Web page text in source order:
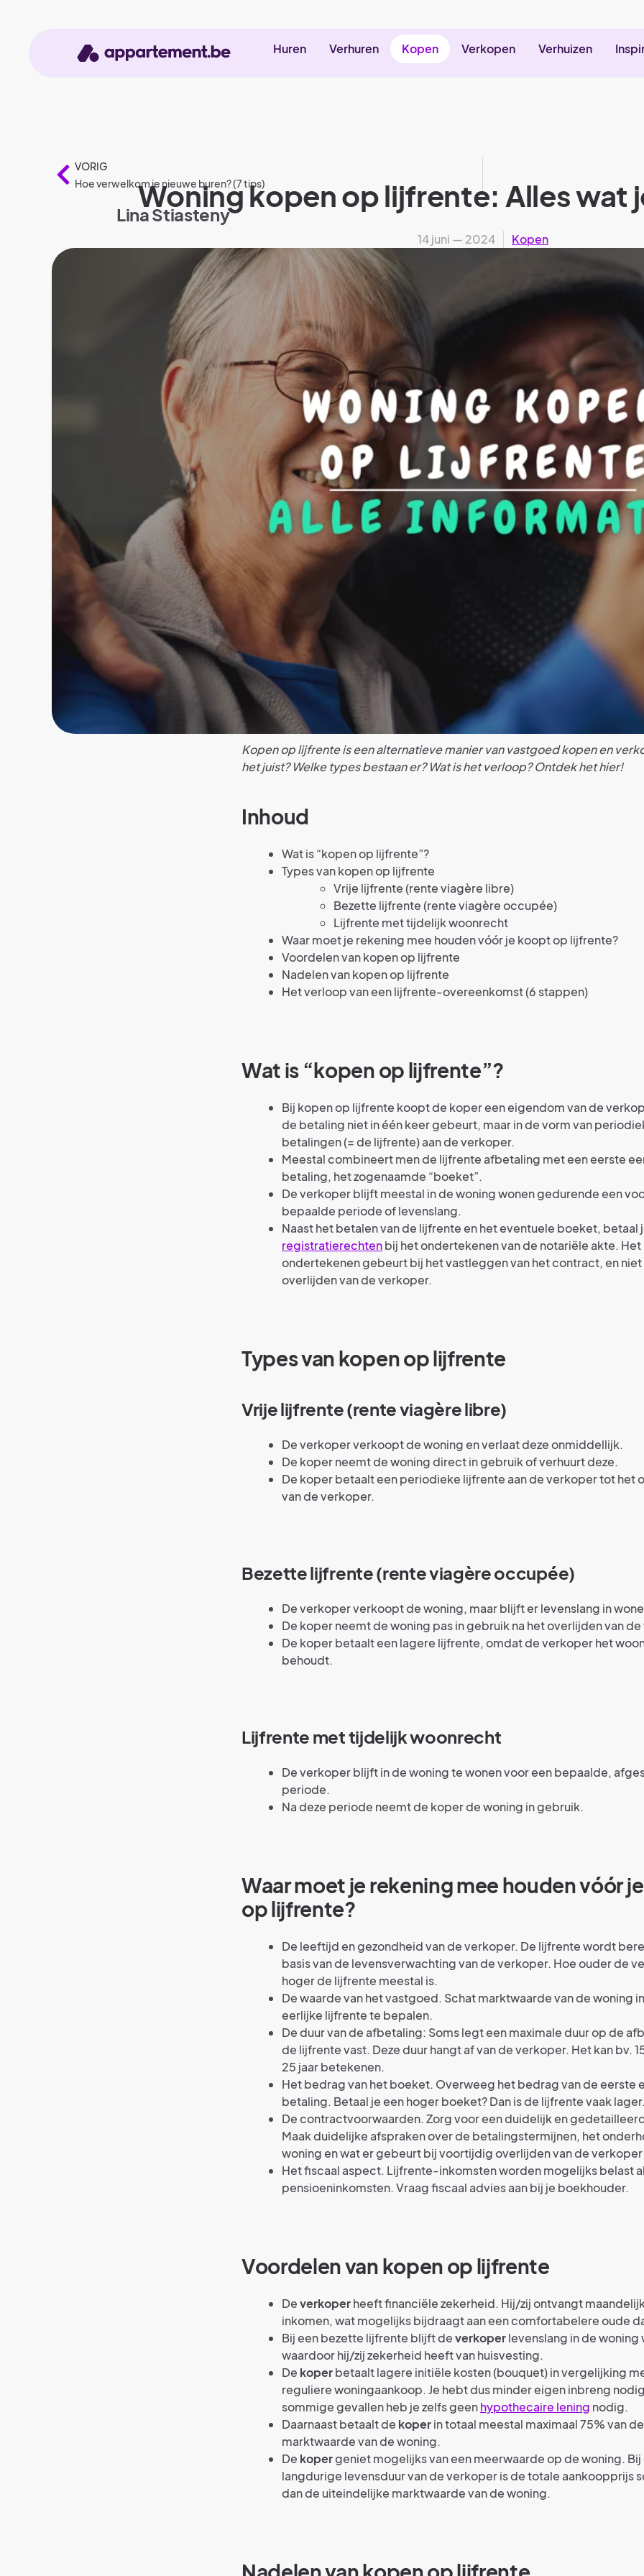
Huren Verhuren Kopen Verkopen Verhuizen
VORIG
Hoe verwelkom je nieuwe buren? (7 tips)
Woning kopen op lijfrente: Alles wat
Lina Stiasteny
14 juni — 2024 Kopen
Kopen op lijfrente is een alternatieve manier van vastgoed kopen en
het juist? Welke types bestaan er? Wat is het verloop? Ontdek het hier!
Inhoud
Wat is “kopen op lijfrente”?
Types van kopen op lijfrente
Vrije lijfrente (rente viagère libre)
Bezette lijfrente (rente viagère occupée)
Lijfrente met tijdelijk woonrecht
Waar moet je rekening mee houden vóór je koopt op lijfrente?
Voordelen van kopen op lijfrente
Nadelen van kopen op lijfrente
Het verloop van een lijfrente-overeenkomst (6 stappen)
Wat is “kopen op lijfrente”?
Bij kopen op lijfrente koopt de koper een eigendom van de
de betaling niet in één keer gebeurt, maar in de vorm van
betalingen (= de lijfrente) aan de verkoper.
Meestal combineert men de lijfrente afbetaling met een eerste
betaling, het zogenaamde “boeket”.
De verkoper blijft meestal in de woning wonen gedurende een
bepaalde periode of levenslang.
Naast het betalen van de lijfrente en het eventuele boeket, betaal
registratierechtenbij het ondertekenen van de notariële akte. Het
ondertekenen gebeurt bij het vastleggen van het contract, en
overlijden van de verkoper.
Types van kopen op lijfrente
Vrije lijfrente (rente viagère libre)
De verkoper verkoopt de woning en verlaat deze onmiddellijk.
De koper neemt de woning direct in gebruik of verhuurt deze.
De koper betaalt een periodieke lijfrente aan de verkoper tot het
van de verkoper.
Bezette lijfrente (rente viagère occupée)
De verkoper verkoopt de woning, maar blijft er levenslang in
De koper neemt de woning pas in gebruik na het overlijden van
De koper betaalt een lagere lijfrente, omdat de verkoper het
behoudt.
Lijfrente met tijdelijk woonrecht
De verkoper blijft in de woning te wonen voor een bepaalde,
periode.
Na deze periode neemt de koper de woning in gebruik.
Waar moet je rekening mee houden vóór
op lijfrente?
De leeftijd en gezondheid van de verkoper. De lijfrente wordt
basis van de levensverwachting van de verkoper. Hoe ouder de
hoger de lijfrente meestal is.
De waarde van het vastgoed. Schat marktwaarde van de woning
eerlijke lijfrente te bepalen.
De duur van de afbetaling: Soms legt een maximale duur op de
de lijfrente vast. Deze duur hangt af van de verkoper. Het kan bv.
25 jaar betekenen.
Het bedrag van het boeket. Overweeg het bedrag van de eerste
betaling. Betaal je een hoger boeket? Dan is de lijfrente vaak lager.
De contractvoorwaarden. Zorg voor een duidelijk en
Maak duidelijke afspraken over de betalingstermijnen, het
woning en wat er gebeurt bij voortijdig overlijden van de
Het fiscaal aspect. Lijfrente-inkomsten worden mogelijks belast
pensioeninkomsten. Vraag fiscaal advies aan bij je boekhouder.
Voordelen van kopen op lijfrente
Deverkoperheeft financiële zekerheid. Hij/zij ontvangt
inkomen, wat mogelijks bijdraagt aan een comfortabelere oude
Bij een bezette lijfrente blijft deverkoperlevenslang in de woning
waardoor hij/zij zekerheid heeft van huisvesting.
De koperbetaalt lagere initiële kosten (bouquet) in vergelijking
reguliere woningaankoop. Je hebt dus minder eigen inbreng
sommige gevallen heb je zelfs geenhypothecaire lening nodig.
Daarnaast betaalt de koperin totaal meestal maximaal 75% van de
marktwaarde van de woning.
De kopergeniet mogelijks van een meerwaarde op de woning. Bij
langdurige levensduur van de verkoper is de totale aankoopprijs
dan de uiteindelijke marktwaarde van de woning.